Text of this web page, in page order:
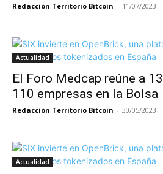
Redacción Territorio Bitcoin - 11/07/2023
Actualidad
El Foro Medcap reúne a
110 empresas en la Bolsa
Redacción Territorio Bitcoin - 30/05/2023
Actualidad